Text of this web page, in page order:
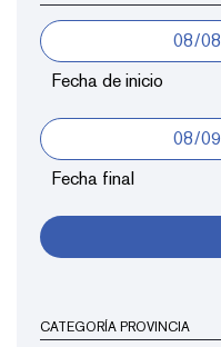
Fecha de inicio
Fecha final
CATEGORÍA PROVINCIA